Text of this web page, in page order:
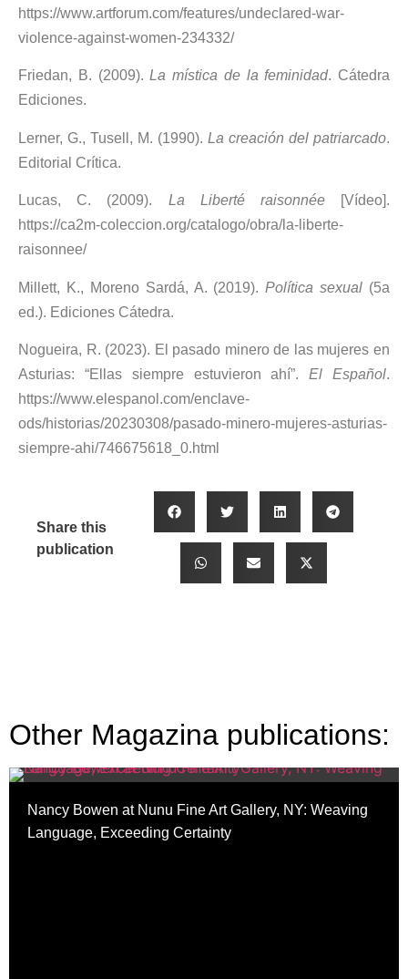
https://www.artforum.com/features/undeclared-war-
violence-against-women-234332/
Friedan, B. (2009).La mística de la feminidad. Cátedra
Ediciones.
Lerner, G., Tusell, M. (1990). La creación del patriarcado.
Editorial Crítica.
Lucas, C. (2009). La Liberté raisonnée[Vídeo].
https://ca2m-coleccion.org/catalogo/obra/la-liberte-
raisonnee/
Millett, K., Moreno Sardá, A. (2019).Política sexual (5a
ed.). Ediciones Cátedra.
Nogueira, R. (2023). El pasado minero de las mujeres en
Asturias: “Ellas siempre estuvieron ahí”.El Español.
https://www.elespanol.com/enclave-
ods/historias/20230308/pasado-minero-mujeres-asturias-
siempre-ahi/746675618_0.html
Share this
publication
Other Magazina publications:
Nancy Bowen at Nunu Fine Art Gallery, NY: Weaving
Language, Exceeding Certainty